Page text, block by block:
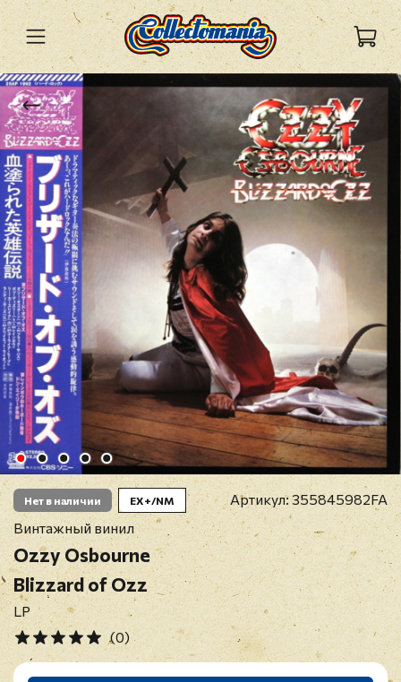
Нет в наличии EX+/NM Артикул:355845982FA
Винтажный винил
Ozzy Osbourne
Blizzard of Ozz
LP
(0)